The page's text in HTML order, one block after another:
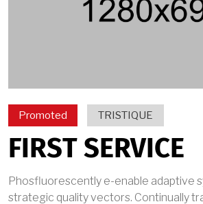
Promoted TRISTIQUE
FIRST SERVICE
Phosfluorescently e-enable adaptive
strategic quality vectors. Continually